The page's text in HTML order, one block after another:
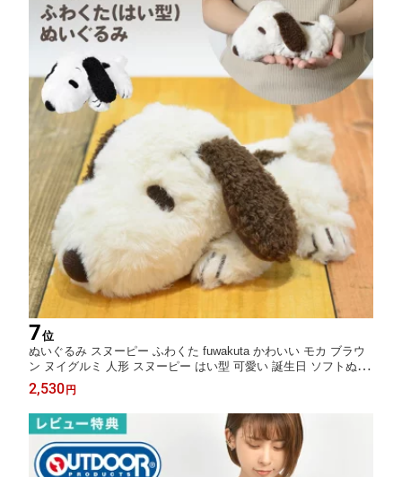
7位
ぬいぐるみ スヌーピー ふわくた fuwakuta かわいい モカ ブラウ
ン ヌイグルミ 人形 スヌーピー はい型 可愛い 誕生日 ソフトぬい
ぐるみ 子供 キッズ 大人 お揃い ピーナッツ キャラクター 雑貨 グ
ッズ PEANUTS SNOOPY クリスマス プレゼント ギフト
2,530円